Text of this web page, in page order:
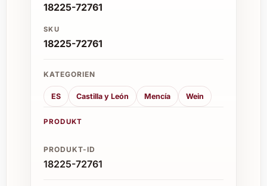
18225-72761
SKU
18225-72761
KATEGORIEN
ES Castilla y León Mencía Wein
PRODUKT
PRODUKT-ID
18225-72761